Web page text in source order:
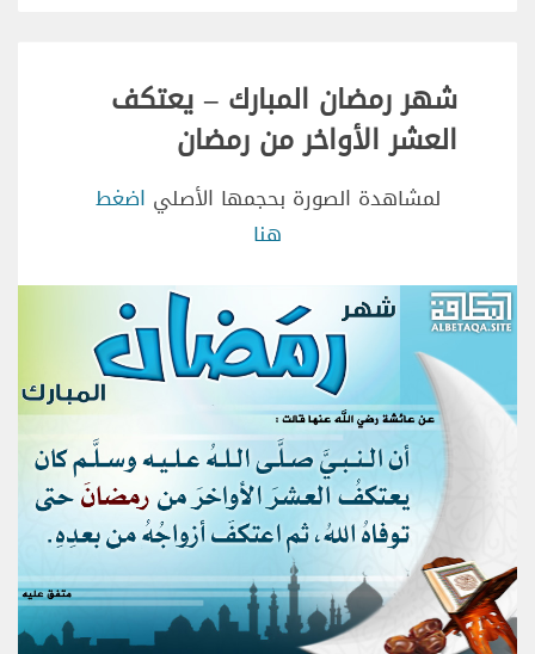
شهر رمضان المبارك – يعتكف
العشر الأواخر من رمضان
لمشاهدة الصورة بحجمها الأصلي اضغط
هنا